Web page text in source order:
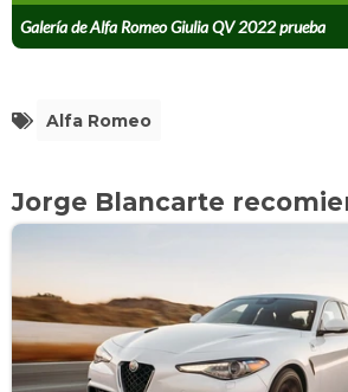
Galería de Alfa Romeo Giulia QV 2022 prueba
Alfa Romeo
Jorge Blancarte